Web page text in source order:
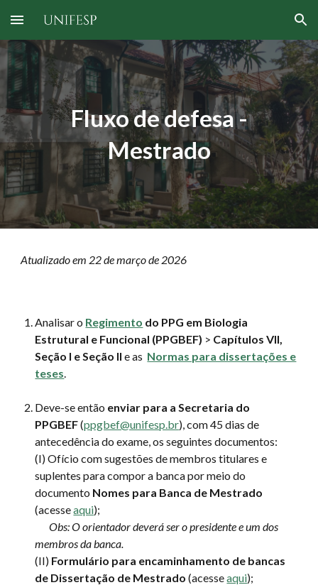
Skip to main content Skip to navigation
Fluxo de defesa -
Mestrado
Atualizado em 22 de março de 2026
Analisar o Regimento do PPG em Biologia
Estrutural e Funcional (PPGBEF) > Capítulos VII,
Seção I e Seção II e as Normas para dissertações e
teses.
Deve-se então enviar para a Secretaria do
PPGBEF(ppgbef@unifesp.br), com 45 dias de
antecedência do exame, os seguintes documentos:
(I)Ofício com sugestões de membros titulares e
suplentes para compor a banca por meio do
documento Nomes para Banca de Mestrado
(acesseaqui);
Obs: O orientador deverá ser o presidente e um dos
membros da banca.
(II) Formulário para encaminhamento de bancas
de Dissertação de Mestrado (acesseaqui);